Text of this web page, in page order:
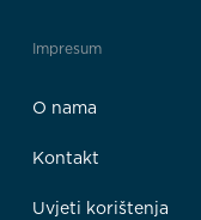
Impresum
O nama
Kontakt
Uvjeti korištenja